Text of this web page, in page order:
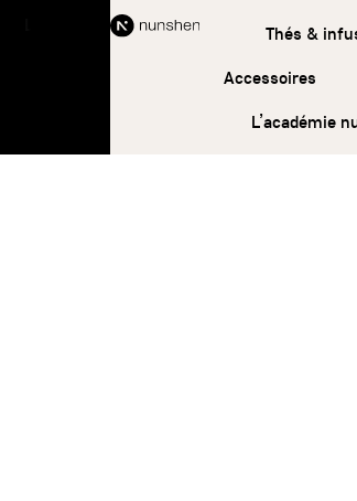
Livraison offerte à partir de 45 € d’achatThés &
Accessoires
L’académie